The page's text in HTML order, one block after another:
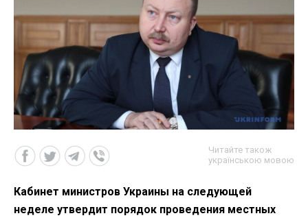
Читайте також
українською мовою
Кабинет министров Украины на следующей
неделе утвердит порядок проведения местных